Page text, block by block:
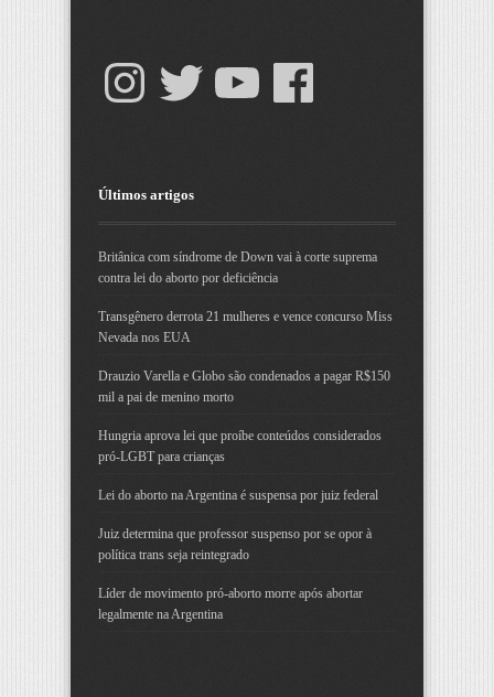
Últimos artigos
Britânica com síndrome de Down vai à corte suprema
contra lei do aborto por deficiência
Transgênero derrota 21 mulheres e vence concurso Miss
Nevada nos EUA
Drauzio Varella e Globo são condenados a pagar R$150
mil a pai de menino morto
Hungria aprova lei que proíbe conteúdos considerados
pró-LGBT para crianças
Lei do aborto na Argentina é suspensa por juiz federal
Juiz determina que professor suspenso por se opor à
política trans seja reintegrado
Líder de movimento pró-aborto morre após abortar
legalmente na Argentina